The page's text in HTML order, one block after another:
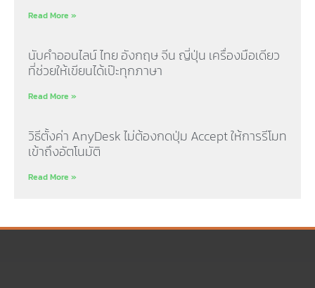
Read More »
นับคำออนไลน์ ไทย อังกฤษ จีน ญี่ปุ่น เครื่องมือเดียว
ที่ช่วยให้เขียนได้เป๊ะทุกภาษา
Read More »
วิธีตั้งค่า AnyDesk ไม่ต้องกดปุ่ม Accept ให้การรีโมท
เข้าถึงอัตโนมัติ
Read More »